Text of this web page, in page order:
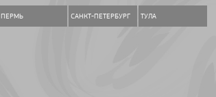
ПЕРМЬ САНКТ-ПЕТЕРБУРГ ТУЛА